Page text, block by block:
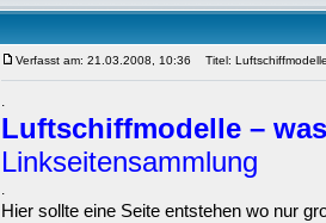
Verfasst am: 21.03.2008, 10:36 Titel:
.
Luftschiffmodelle –
Linkseitensammlung
.
Hier sollte eine Seite entstehen wo nur